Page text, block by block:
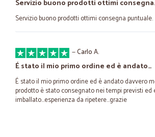
Servizio buono prodotti ottimi
Servizio buono prodotti ottimi consegna puntuale.
—Carlo A.
É stato il mio primo ordine ed è andato…
É stato il mio primo ordine ed è andato davvero
prodotto è stato consegnato nei tempi previsti
imballato...esperienza da ripetere...grazie